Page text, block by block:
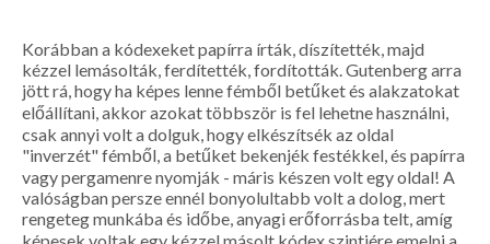
Korábban a kódexeket papírra írták, díszítették, majd
kézzel lemásolták, ferdítették, fordították. Gutenberg arra
jött rá, hogy ha képes lenne fémből betűket és alakzatokat
előállítani, akkor azokat többször is fel lehetne használni,
csak annyi volt a dolguk, hogy elkészítsék az oldal
"inverzét" fémből, a betűket bekenjék festékkel, és papírra
vagy pergamenre nyomják - máris készen volt egy oldal! A
valóságban persze ennél bonyolultabb volt a dolog, mert
rengeteg munkába és időbe, anyagi erőforrásba telt, amíg